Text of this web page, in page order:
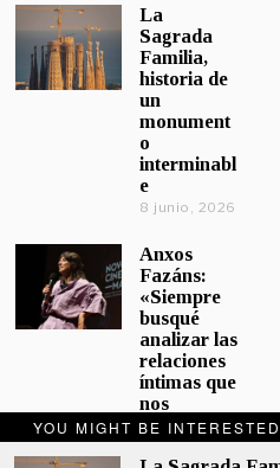
YOU MIGHT BE
La
Sagrada
Familia,
historia de
un
monument
o
interminabl
e
8 junio, 2026
Anxos
Fazáns:
«Siempre
busqué
analizar las
relaciones
íntimas que
nos
afectan»
5 junio, 2026